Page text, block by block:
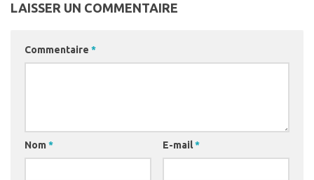
LAISSER UN COMMENTAIRE
Commentaire *
Nom * E-mail*